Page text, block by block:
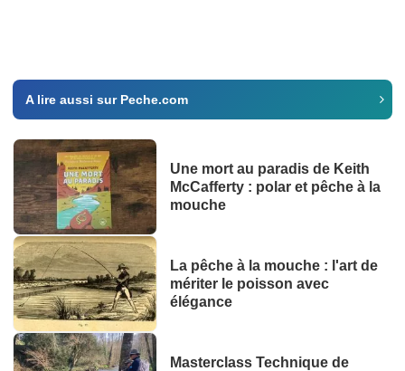
A lire aussi sur Peche.com
Une mort au paradis de Keith
McCafferty : polar et pêche à la
mouche
La pêche à la mouche : l'art de
mériter le poisson avec
élégance
Masterclass Technique de